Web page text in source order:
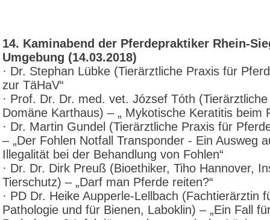
14. Kaminabend der Pferdepraktiker Rhein-
Umgebung (14.03.2018)
· Dr. Stephan Lübke (Tierärztliche Praxis für
zur TäHaV“
· Prof. Dr. Dr. med. vet. József Tóth (Tierärztliche
Domäne Karthaus) – „ Mykotische Keratitis beim
· Dr. Martin Gundel (Tierärztliche Praxis für
– „Der Fohlen Notfall Transponder - Ein Ausweg
Illegalität bei der Behandlung von Fohlen“
· Dr. Dr. Dirk Preuß (Bioethiker, Tiho Hannover,
Tierschutz) – „Darf man Pferde reiten?“
· PD Dr. Heike Aupperle-Lellbach (Fachtierärztin
Pathologie und für Bienen, Laboklin) – „Ein Fall